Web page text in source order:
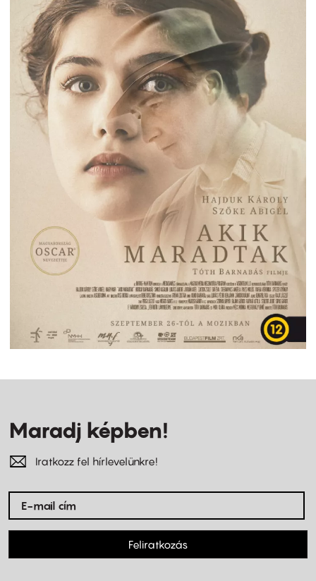
Maradj képben!
Iratkozz fel hírlevelünkre!
Feliratkozás